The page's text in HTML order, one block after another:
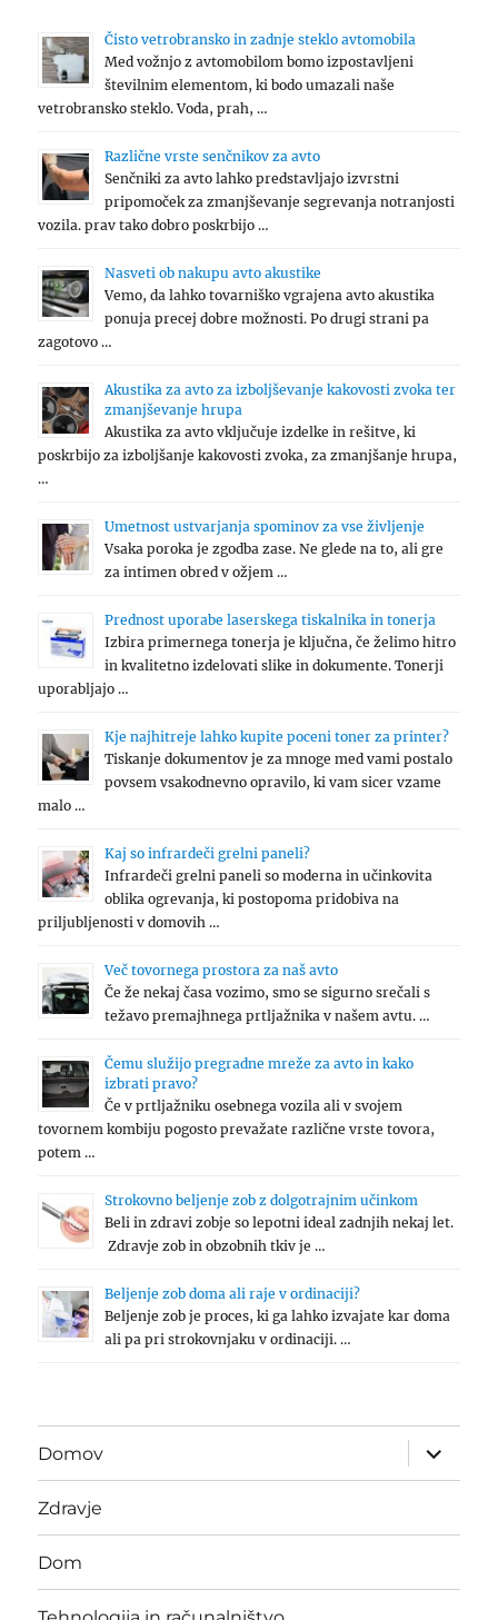
Čisto vetrobransko in zadnje steklo avtomobila
Med vožnjo z avtomobilom bomo izpostavljeni
številnim elementom, ki bodo umazali naše
vetrobransko steklo. Voda, prah, …
Različne vrste senčnikov za avto
Senčniki za avto lahko predstavljajo izvrstni
pripomoček za zmanjševanje segrevanja notranjosti
vozila. prav tako dobro poskrbijo …
Nasveti ob nakupu avto akustike
Vemo, da lahko tovarniško vgrajena avto akustika
ponuja precej dobre možnosti. Po drugi strani pa
zagotovo …
Akustika za avto za izboljševanje kakovosti zvoka ter
zmanjševanje hrupa
Akustika za avto vključuje izdelke in rešitve, ki
poskrbijo za izboljšanje kakovosti zvoka, za zmanjšanje hrupa,
…
Umetnost ustvarjanja spominov za vse življenje
Vsaka poroka je zgodba zase. Ne glede na to, ali gre
za intimen obred v ožjem …
Prednost uporabe laserskega tiskalnika in tonerja
Izbira primernega tonerja je ključna, če želimo hitro
in kvalitetno izdelovati slike in dokumente. Tonerji
uporabljajo …
Kje najhitreje lahko kupite poceni toner za printer?
Tiskanje dokumentov je za mnoge med vami postalo
povsem vsakodnevno opravilo, ki vam sicer vzame
malo …
Kaj so infrardeči grelni paneli?
Infrardeči grelni paneli so moderna in učinkovita
oblika ogrevanja, ki postopoma pridobiva na
priljubljenosti v domovih …
Več tovornega prostora za naš avto
Če že nekaj časa vozimo, smo se sigurno srečali s
težavo premajhnega prtljažnika v našem avtu. …
Čemu služijo pregradne mreže za avto in kako
izbrati pravo?
Če v prtljažniku osebnega vozila ali v svojem
tovornem kombiju pogosto prevažate različne vrste tovora,
potem …
Strokovno beljenje zob z dolgotrajnim učinkom
Beli in zdravi zobje so lepotni ideal zadnjih nekaj let.
Zdravje zob in obzobnih tkiv je …
Beljenje zob doma ali raje v ordinaciji?
Beljenje zob je proces, ki ga lahko izvajate kar doma
ali pa pri strokovnjaku v ordinaciji. …
Domov
expand
child
menu
Zdravje
Dom